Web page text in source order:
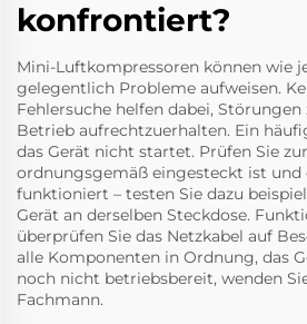
konfrontiert?
Mini-Luftkompressoren können wie
gelegentlich Probleme aufweisen.
Fehlersuche helfen dabei,
Betrieb aufrechtzuerhalten. Ein
das Gerät nicht startet. Prüfen Sie
ordnungsgemäß eingesteckt ist und
funktioniert – testen Sie dazu
Gerät an derselben Steckdose.
überprüfen Sie das Netzkabel auf
alle Komponenten in Ordnung, das
noch nicht betriebsbereit, wenden
Fachmann.